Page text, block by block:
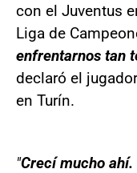
con el Juventus
Liga de
enfrentarnos tan
declaró el
en Turín.
"Crecí mucho